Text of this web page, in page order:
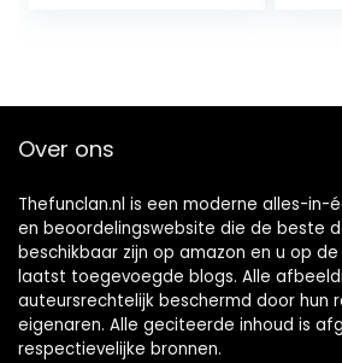
Over ons
Thefunclan.nl is een moderne alles-in-
en beoordelingswebsite die de beste
beschikbaar zijn op amazon en u op
laatst toegevoegde blogs. Alle
auteursrechtelijk beschermd door hun
eigenaren. Alle geciteerde inhoud is
respectievelijke bronnen.